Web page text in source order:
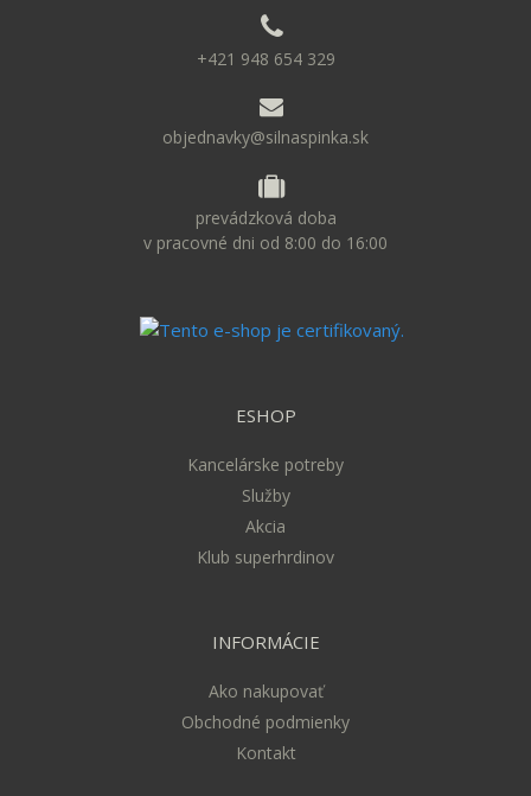
+421 948 654 329
objednavky@silnaspinka.sk
prevádzková doba
v pracovné dni od 8:00 do 16:00
ESHOP
Kancelárske potreby
Služby
Akcia
Klub superhrdinov
INFORMÁCIE
Ako nakupovať
Obchodné podmienky
Kontakt